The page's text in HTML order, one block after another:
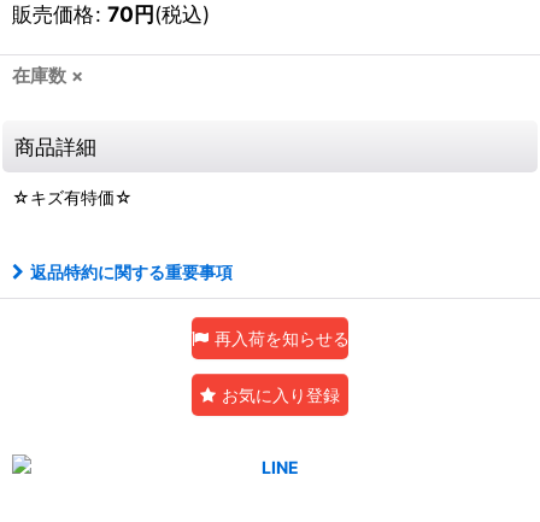
販売価格: 70円(税込)
在庫数 ×
商品詳細
☆キズ有特価☆
返品特約に関する重要事項
再入荷を知らせる
お気に入り登録